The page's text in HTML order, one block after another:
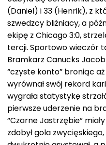
(Daniel) i 33 (Henrik), z
szwedzcy bliźniacy, a
ekipę z Chicago 3:0,
tercji. Sportowo wieczór
Bramkarz Canucks
“czyste konto” broniąc
wyrównał swój rekord
wygrała statystykę
pierwsze uderzenie na
“Czarne Jastrzębie”
zdobył gola